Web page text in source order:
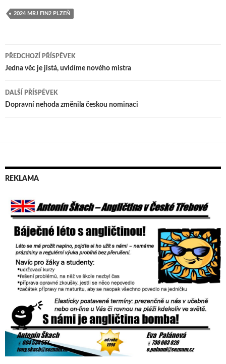
2024 MRJ FIN2 PLZEŇ
Navigace
pro
příspěvek
PŘEDCHOZÍ PŘÍSPĚVEK
Jedna věc je jistá, uvidíme nového mistra
DALŠÍ PŘÍSPĚVEK
Dopravní nehoda změnila českou nominaci
REKLAMA